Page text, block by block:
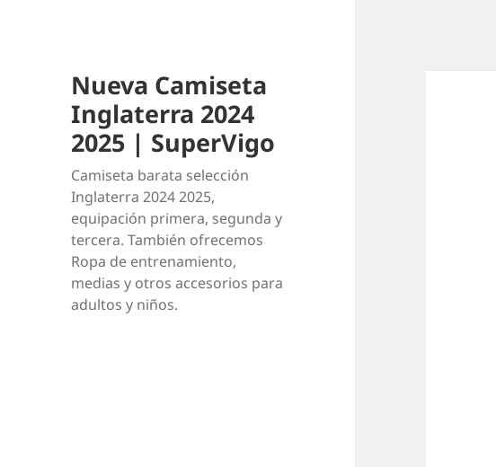
Nueva Camiseta
Inglaterra 2024
2025 | SuperVigo
Camiseta barata selección
Inglaterra 2024 2025,
equipación primera, segunda y
tercera. También ofrecemos
Ropa de entrenamiento,
medias y otros accesorios para
adultos y niños.